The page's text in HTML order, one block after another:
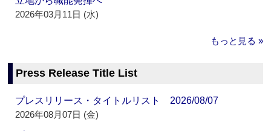
2026年03月11日 (水)
もっと見る »
Press Release Title List
プレスリリース・タイトルリスト 2026/08/07
2026年08月07日 (金)